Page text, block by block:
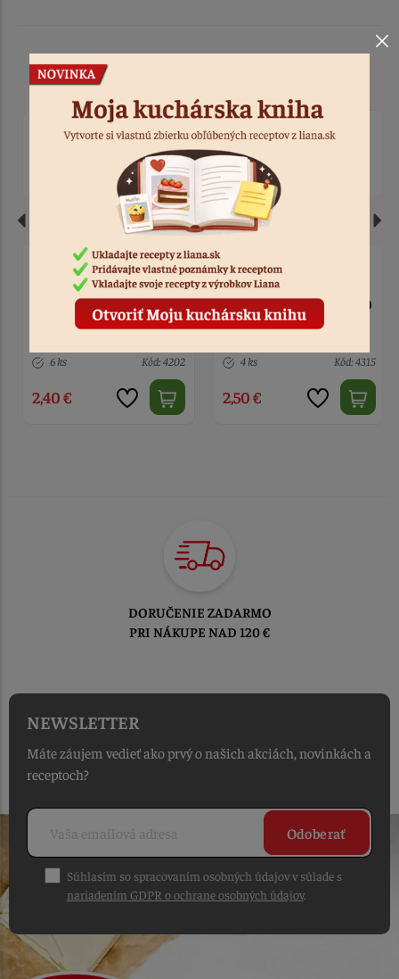
Nálepky Paw Patrol 600
4 ks Kód: 4315
2,50 €
Oblátka Paw Patrol -
Chase, Marshall, Rubble
3 ks Kód: 3698
3,90 €
TOVAR ODOSIELAME
DO 1-2 PRACOVNÝCH DNÍ
NEWSLETTER
Máte záujem vedieť ako prvý o našich akciách, novinkách a
receptoch?
Odoberať
Súhlasím so spracovaním osobných údajov v súlade s
nariadením GDPR o ochrane osobných údajov.